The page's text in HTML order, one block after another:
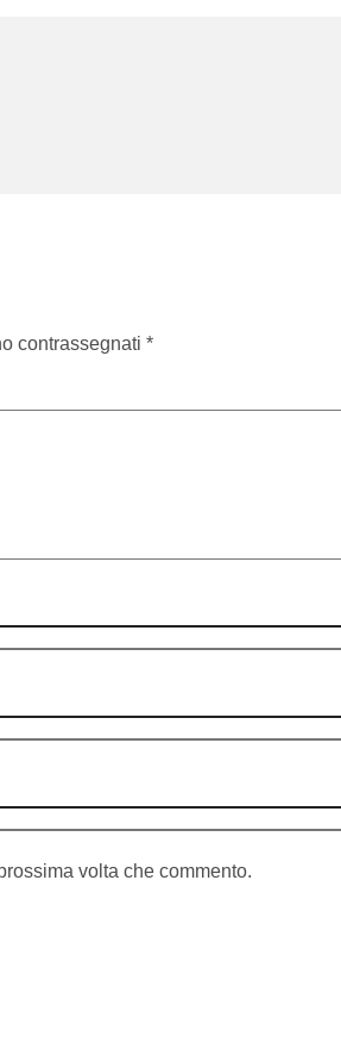
contrassegnati *
volta che commento.